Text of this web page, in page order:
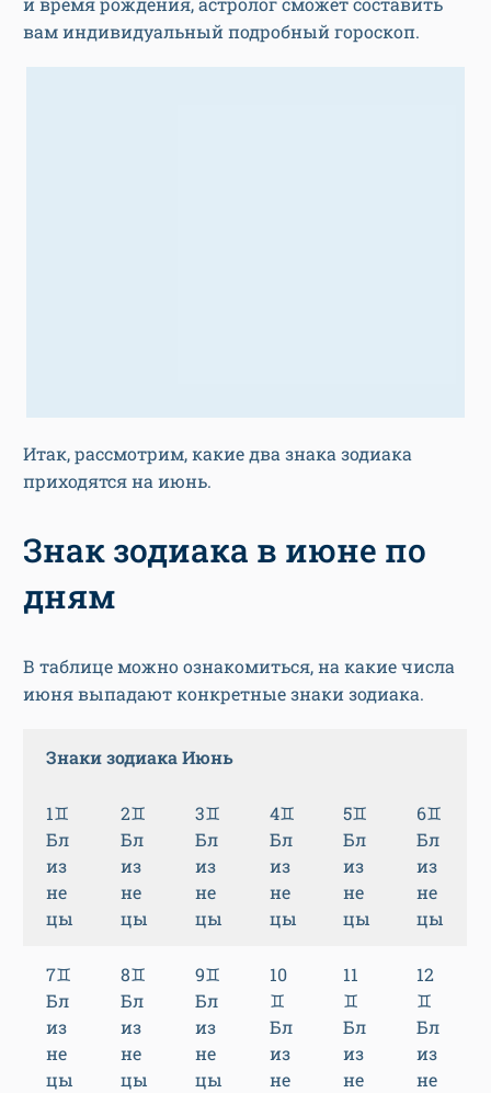
вам индивидуальный подробный гороскоп.
Итак, рассмотрим, какие два знака зодиака
приходятся на июнь.
Знак зодиака в июне по
дням
В таблице можно ознакомиться, на какие числа
июня выпадают конкретные знаки зодиака.
Знаки зодиака Июнь
1♊
Бл
из
не
цы
2♊
Бл
из
не
цы
3♊
Бл
из
не
цы
4♊
Бл
из
не
цы
5♊
Бл
из
не
цы
6♊
Бл
из
не
цы
7♊
Бл
из
не
цы
8♊
Бл
из
не
цы
9♊
Бл
из
не
цы
10
♊
Бл
из
не
11
♊
Бл
из
не
12
♊
Бл
из
не